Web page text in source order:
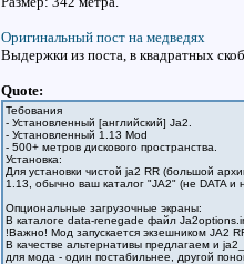
Оригинальный пост на медведях
Выдержки из поста, в квадратных
Quote:
Тебования
- Установленный [английский] Ja2.
- Установленный 1.13 Mod
- 500+ метров дискового пространства.
Установка:
Для установки чистой ja2 RR (большой
1.13, обычно ваш каталог "JA2" (не DATA и
Опциональные загрузочные экраны:
В каталоге data-renegade файл
!Важно! Мод запускается экзешником JA2
В качестве альтернативы предлагаем и
для мода - один постабильнее, другой